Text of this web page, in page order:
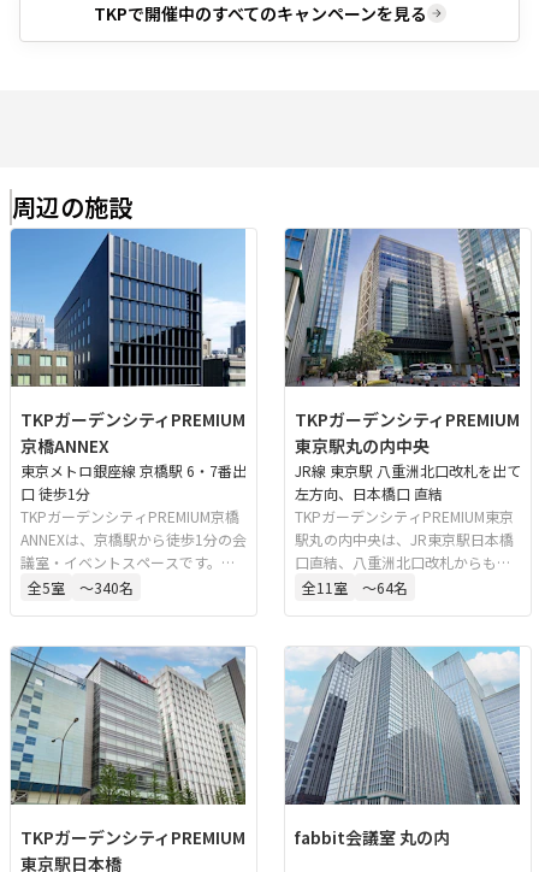
TKPで開催中のすべてのキャンペーンを見る
周辺の施設
TKPガーデンシティPREMIUM
京橋ANNEX
東京メトロ銀座線 京橋駅 6・7番出
口 徒歩1分
TKPガーデンシティPREMIUM京橋
ANNEXは、京橋駅から徒歩1分の会
議室・イベントスペースです。研
修、セミナー、懇親会など多様な
全5室 〜340名
TKPガーデンシティPREMIUM
東京駅丸の内中央
JR線 東京駅 八重洲北口改札を出て
左方向、日本橋口 直結
TKPガーデンシティPREMIUM東京
駅丸の内中央は、JR東京駅日本橋
口直結、八重洲北口改札からも徒
歩1分の好立地にある会議室・イベ
完備しており、研修、セミナー、
懇親会など多様な用途でご利用頂
けます。
全11 室 〜64名
TKPガーデンシティPREMIUM
東京駅日本橋
fabbit会議室 丸の内